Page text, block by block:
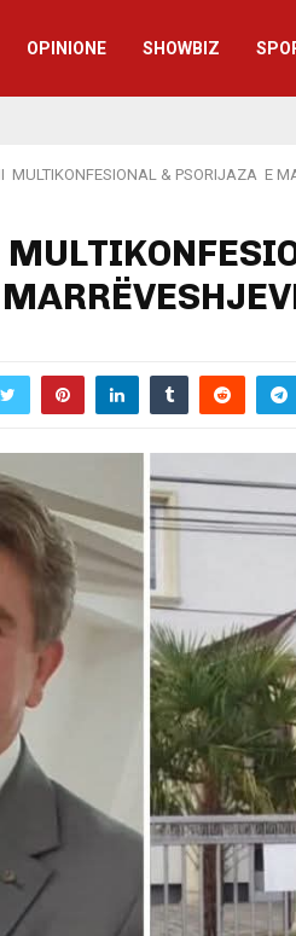
OPINIONE SHOWBIZ
MULTIKONFESIONAL & PSORIJAZA E